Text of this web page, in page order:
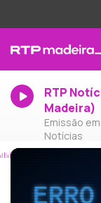
RTP
Madeira)
Emissão
Notícias